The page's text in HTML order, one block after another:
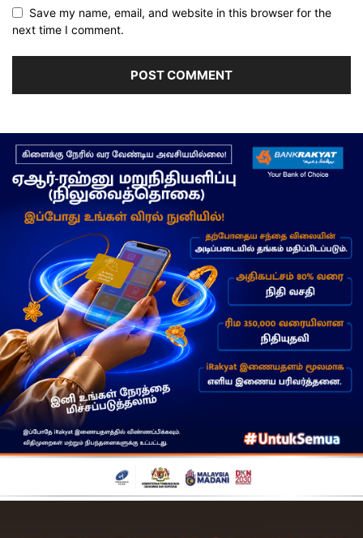
Save my name, email, and website in this browser for the
next time I comment.